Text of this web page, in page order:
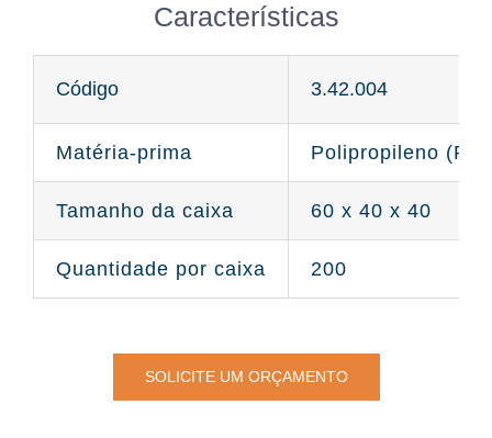
Características
Código 3.42.004
Matéria-prima Polipropileno (PP)
Tamanho da caixa 60 x 40 x 40
Quantidade por caixa 200
SOLICITE UM ORÇAMENTO